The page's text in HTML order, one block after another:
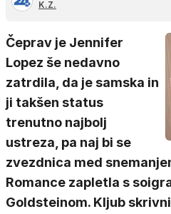
K.Z.
Čeprav je Jennifer
Lopez še nedavno
zatrdila, da je samska in
ji takšen status
trenutno najbolj
ustreza, pa naj bi se
zvezdnica med
Romance zapletla s
Goldsteinom. Kljub